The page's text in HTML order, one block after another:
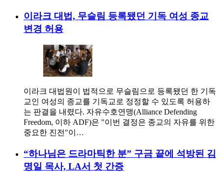
이라크 대법, 무슬림 등록됐던 기독 여성 종교
변경 허용
이라크 대법원이 법적으로 무슬림으로 등록됐던 한 기독
교인 여성의 종교를 기독교로 정정할 수 있도록 허용하
는 판결을 내렸다. 자유수호연맹(Alliance Defending
Freedom, 이하 ADF)은 "이번 결정은 종교의 자유를 위한
중요한 진전"이…
“하나님은 드라마틱한 분” 구금 끝에 석방된 김
명일 목사, LA서 첫 간증